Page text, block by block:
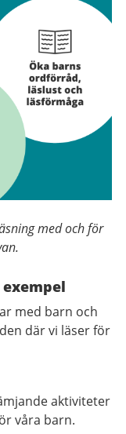
med och för
med barn och
där vi läser för
aktiviteter
våra barn.